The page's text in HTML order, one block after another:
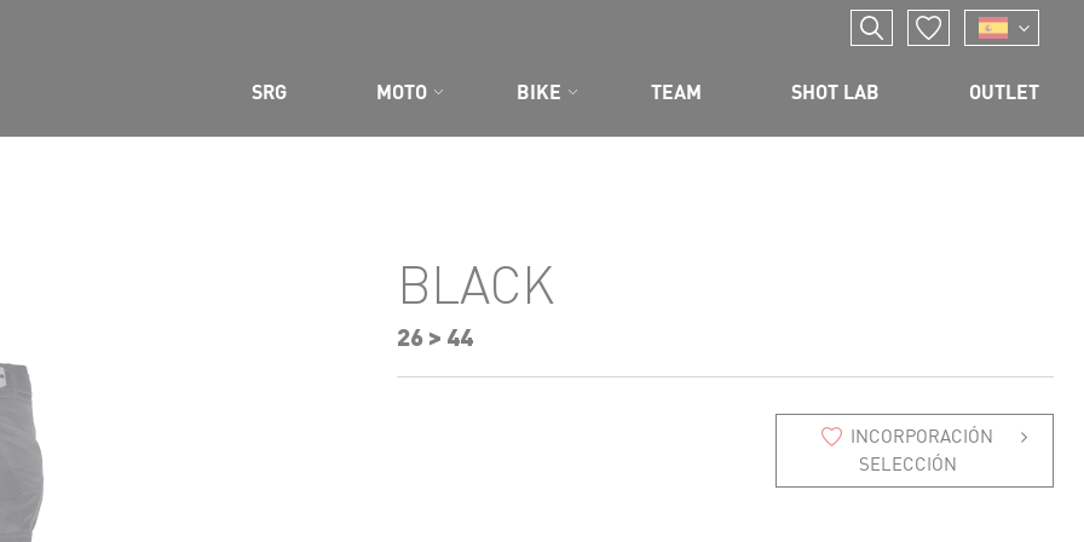
SRG
MOTO BIKE TEAM SHOT LAB OUTLET
BLACK
26 > 44
INCORPORACIÓN
SELECCIÓN